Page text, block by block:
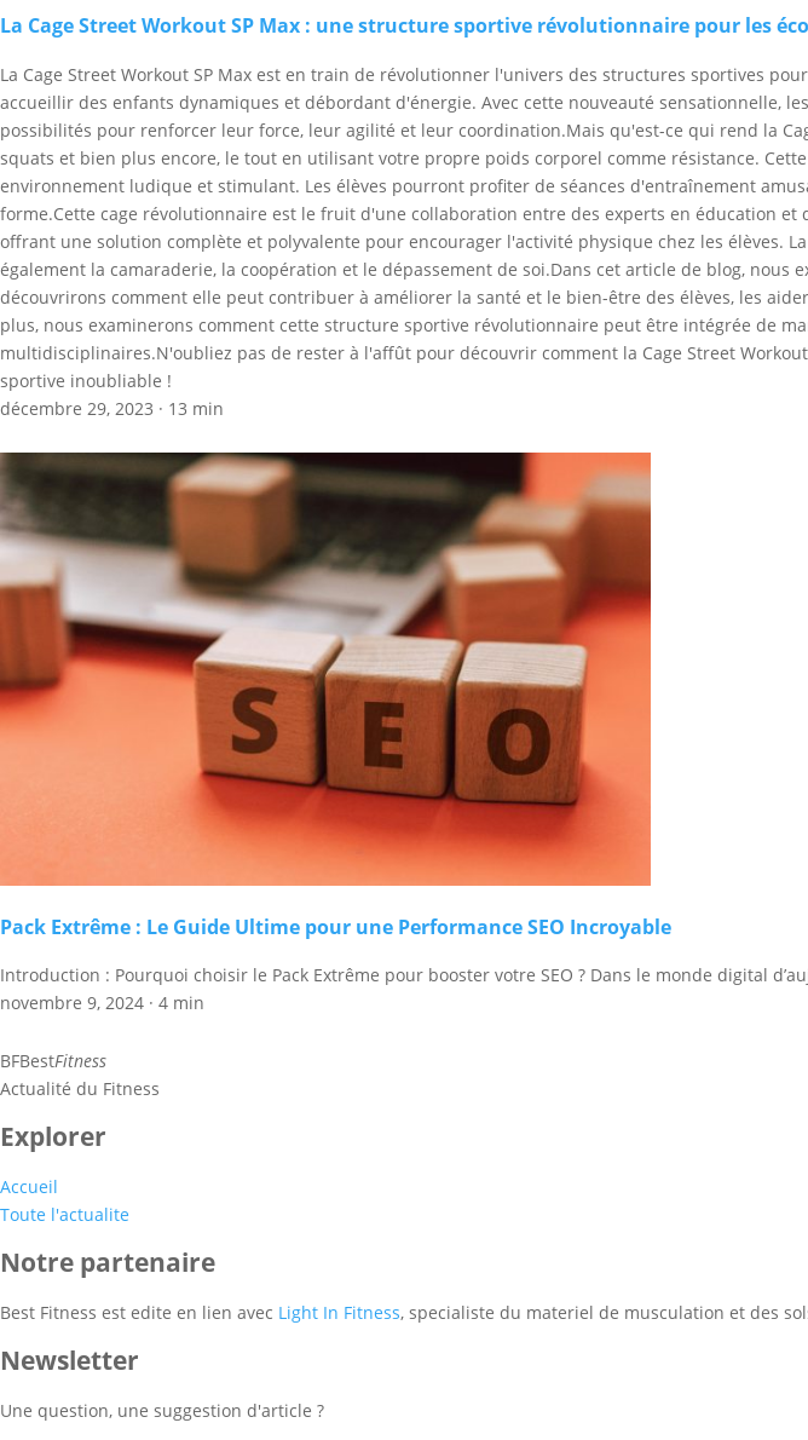
La Cage Street Workout SP Max : une structure sportive révolutionnaire pour les
La Cage Street Workout SP Max est en train de révolutionner l'univers des structures sportives
accueillir des enfants dynamiques et débordant d'énergie. Avec cette nouveauté
possibilités pour renforcer leur force, leur agilité et leur coordination.Mais qu'est-ce qui rend la
squats et bien plus encore, le tout en utilisant votre propre poids corporel comme résistance.
environnement ludique et stimulant. Les élèves pourront profiter de séances d'entraînement
forme.Cette cage révolutionnaire est le fruit d'une collaboration entre des experts en éducation
offrant une solution complète et polyvalente pour encourager l'activité physique chez les élèves.
également la camaraderie, la coopération et le dépassement de soi.Dans cet article de blog, nous
découvrirons comment elle peut contribuer à améliorer la santé et le bien-être des élèves, les
plus, nous examinerons comment cette structure sportive révolutionnaire peut être intégrée de
multidisciplinaires.N'oubliez pas de rester à l'affût pour découvrir comment la Cage Street
sportive inoubliable !
décembre 29, 2023 · 13 min
Pack Extrême : Le Guide Ultime pour une Performance SEO Incroyable
Introduction : Pourquoi choisir le Pack Extrême pour booster votre SEO ? Dans le monde digital
novembre 9, 2024 · 4 min
BFBestFitness
Actualité du Fitness
Explorer
Accueil
Toute l'actualite
Notre partenaire
Best Fitness est edite en lien avec Light In Fitness, specialiste du materiel de musculation et des
Newsletter
Une question, une suggestion d'article ?